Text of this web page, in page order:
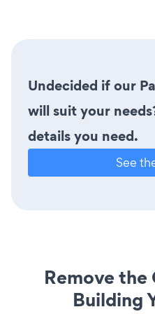
Undecided if our
will suit your
details you need.
See
Remove the
Building